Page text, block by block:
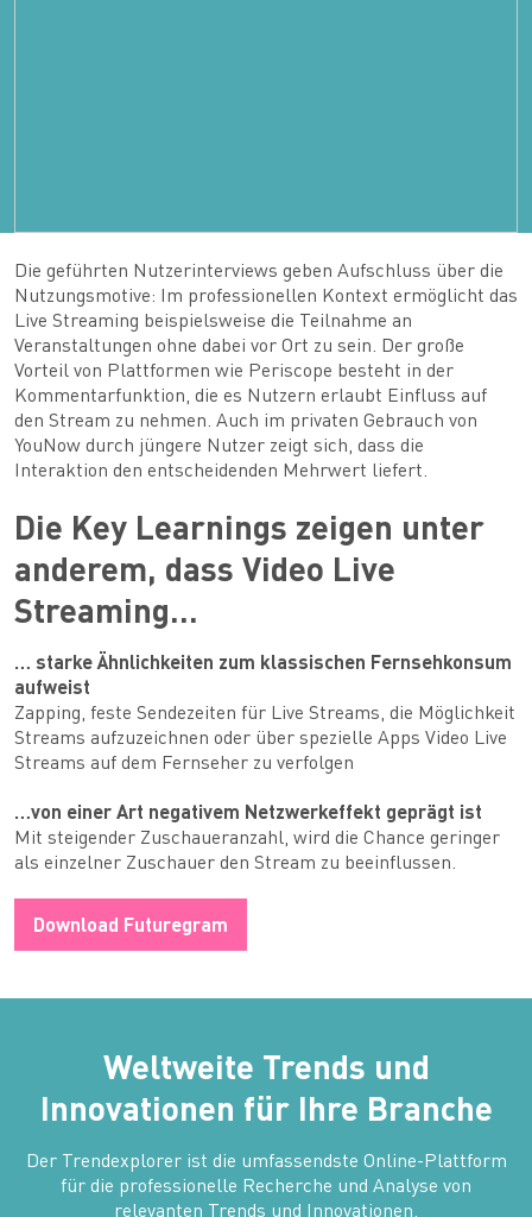
Die geführten Nutzerinterviews geben Aufschluss über die
Nutzungsmotive: Im professionellen Kontext ermöglicht das
Live Streaming beispielsweise die Teilnahme an
Veranstaltungen ohne dabei vor Ort zu sein. Der große
Vorteil von Plattformen wie Periscope besteht in der
Kommentarfunktion, die es Nutzern erlaubt Einfluss auf
den Stream zu nehmen. Auch im privaten Gebrauch von
YouNow durch jüngere Nutzer zeigt sich, dass die
Interaktion den entscheidenden Mehrwert liefert.
Die Key Learnings zeigen unter
anderem, dass Video Live
Streaming…
… starke Ähnlichkeiten zum klassischen Fernsehkonsum
aufweist
Zapping, feste Sendezeiten für Live Streams, die Möglichkeit
Streams aufzuzeichnen oder über spezielle Apps Video Live
Streams auf dem Fernseher zu verfolgen
…von einer Art negativem Netzwerkeffekt geprägt ist
Mit steigender Zuschaueranzahl, wird die Chance geringer
als einzelner Zuschauer den Stream zu beeinflussen.
Download Futuregram
Weltweite Trends und
Innovationen für Ihre Branche
Der Trendexplorer ist die umfassendste Online-Plattform
für die professionelle Recherche und Analyse von
relevanten Trends und Innovationen.